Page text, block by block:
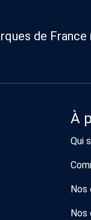
de
À
Qui
Nos